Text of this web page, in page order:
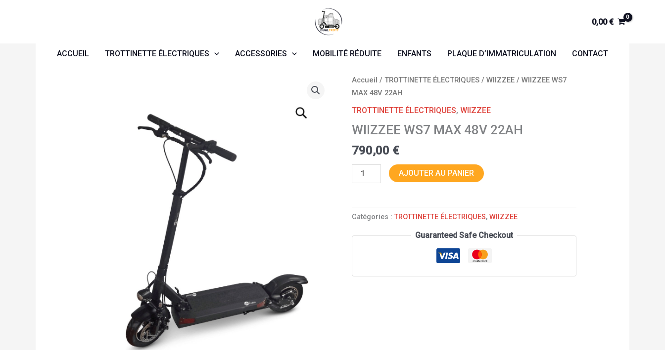
0,00€
ACCUEIL TROTTINETTE ÉLECTRIQUES ACCESSORIES MOBILITÉ RÉDUITE ENFANTS PLAQUE D’IMMATRICULATION CONTACT
Accueil /TROTTINETTE ÉLECTRIQUES /WIIZZEE / WIIZZEE WS7
MAX 48V 22AH
TROTTINETTE ÉLECTRIQUES,WIIZZEE
WIIZZEE WS7 MAX 48V 22AH
790,00 €
quantité
de
WIIZZEE
MAX
48V
22AH
AJOUTER AU PANIER
Catégories :TROTTINETTE ÉLECTRIQUES,WIIZZEE
Guaranteed Safe Checkout